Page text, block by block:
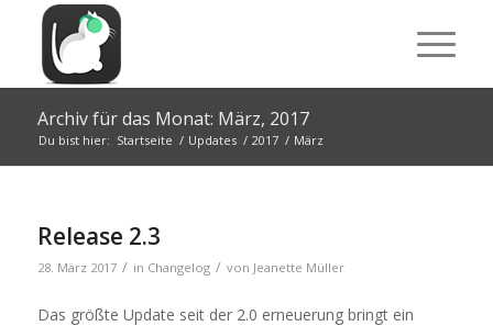
Archiv für das Monat: März, 2017
Du bist hier: Startseite / Updates / 2017 / März
Release 2.3
28. März 2017 / in Changelog / von Jeanette Müller
Das größte Update seit der 2.0 erneuerung bringt ein